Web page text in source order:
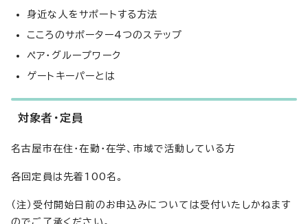
身近な人をサポートする方法
こころのサポーター4つのステップ
ペア・グループワーク
ゲートキーパーとは
対象者・定員
名古屋市在住・在勤・在学、市域で活動している方
各回定員は先着100名。
（注）受付開始日前のお申込みについては受付いたしかねます
のでご了承ください。